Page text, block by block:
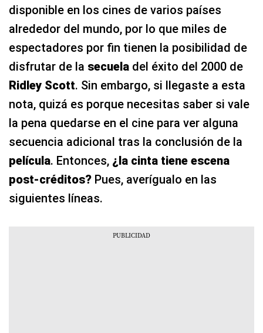
disponible en los cines de varios países
alrededor del mundo, por lo que miles de
espectadores por fin tienen la posibilidad de
disfrutar de la secuela del éxito del 2000 de
Ridley Scott. Sin embargo, si llegaste a esta
nota, quizá es porque necesitas saber si vale
la pena quedarse en el cine para ver alguna
secuencia adicional tras la conclusión de la
película. Entonces, ¿la cinta tiene escena
post-créditos? Pues, averígualo en las
siguientes líneas.